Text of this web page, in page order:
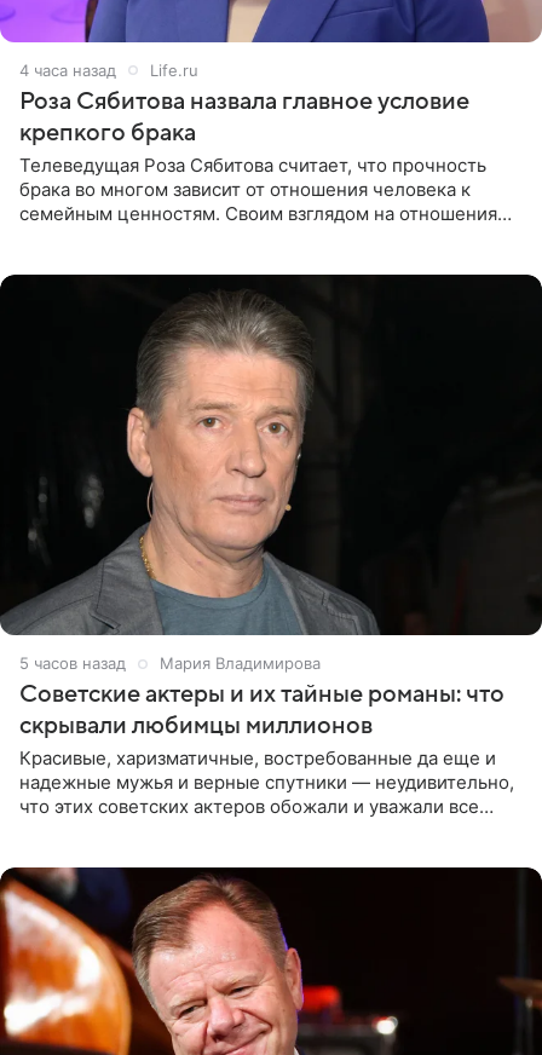
4 часа назад Life.ru
Роза Сябитова назвала главное условие
крепкого брака
Телеведущая Роза Сябитова считает, что прочность
брака во многом зависит от отношения человека к
семейным ценностям. Своим взглядом на отношения
5 часов назад Мария Владимирова
Советские актеры и их тайные романы: что
скрывали любимцы миллионов
Красивые, харизматичные, востребованные да еще и
надежные мужья и верные спутники — неудивительно,
что этих советских актеров обожали и уважали все